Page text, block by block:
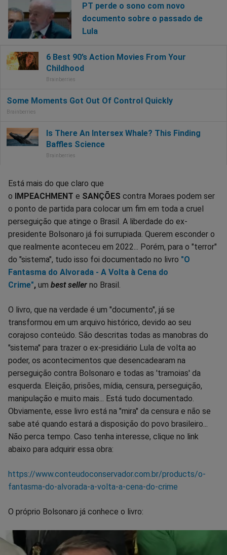
PT perde o sono com novo
documento sobre o passado de
Lula
Está mais do que claro que
o
IMPEACHMENT e SANÇÕES contra Moraes podem ser
o ponto de partida para colocar um fim em toda a cruel
perseguição que atinge o Brasil. A liberdade do ex-
presidente Bolsonaro já foi surrupiada. Querem esconder o
que realmente aconteceu em 2022... Porém, para o "terror"
do "sistema", tudo isso foi documentado no livro "O
Fantasma do Alvorada - A Volta à Cena do
Crime", um best seller no Brasil.
O livro, que na verdade é um "documento", já se
transformou em um arquivo histórico, devido ao seu
corajoso conteúdo. São descritas todas as manobras do
"sistema" para trazer o ex-presidiário Lula de volta ao
poder, os acontecimentos que desencadearam na
perseguição contra Bolsonaro e todas as 'tramoias' da
esquerda. Eleição, prisões, mídia, censura, perseguição,
manipulação e muito mais... Está tudo documentado.
Obviamente, esse livro está na "mira" da censura e não se
sabe até quando estará a disposição do povo brasileiro...
Não perca tempo. Caso tenha interesse, clique no link
abaixo para adquirir essa obra:
https://www.conteudoconservador.com.br/products/o-
fantasma-do-alvorada-a-volta-a-cena-do-crime
O próprio Bolsonaro já conhece o livro: